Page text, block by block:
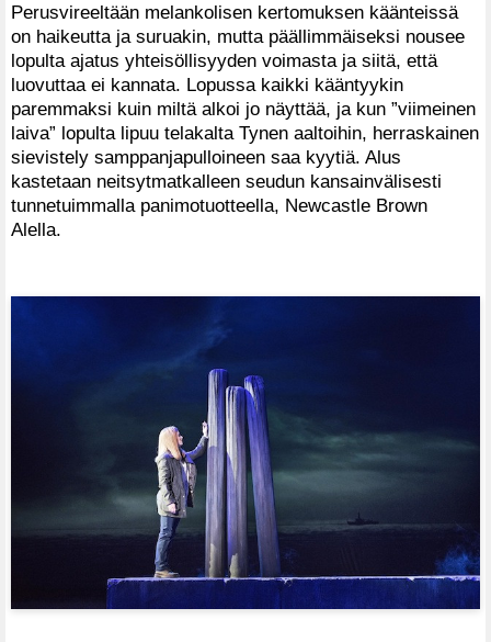
Perusvireeltään melankolisen kertomuksen käänteissä
on haikeutta ja suruakin, mutta päällimmäiseksi nousee
lopulta ajatus yhteisöllisyyden voimasta ja siitä, että
luovuttaa ei kannata. Lopussa kaikki kääntyykin
paremmaksi kuin miltä alkoi jo näyttää, ja kun ”viimeinen
laiva” lopulta lipuu telakalta Tynen aaltoihin, herraskainen
sievistely samppanjapulloineen saa kyytiä. Alus
kastetaan neitsytmatkalleen seudun kansainvälisesti
tunnetuimmalla panimotuotteella, Newcastle Brown
Alella.